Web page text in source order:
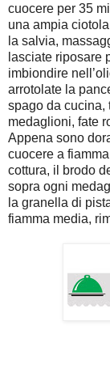
cuocere per 35
una ampia
la salvia,
lasciate riposare
imbiondire
arrotolate la
spago da cucina,
medaglioni, fate
Appena sono
cuocere a
cottura, il brodo
sopra ogni
la granella di
fiamma media,